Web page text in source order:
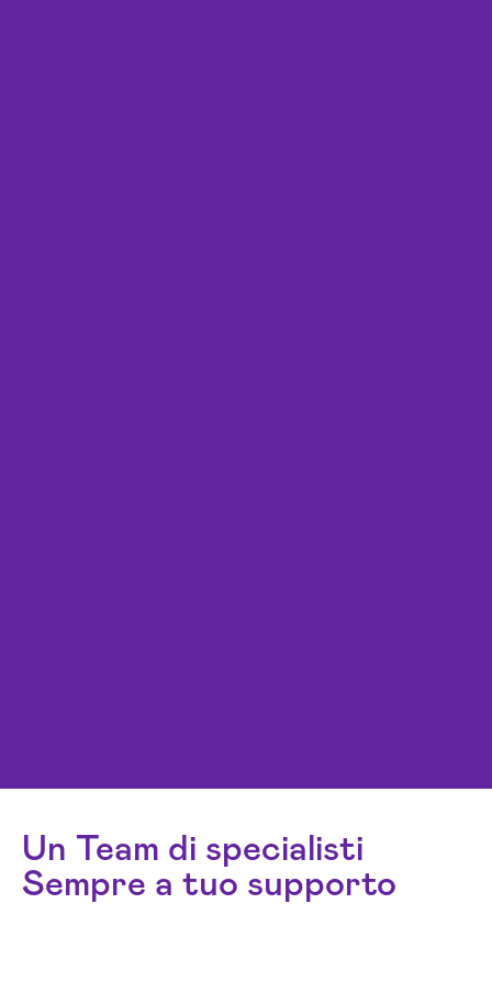
Un Team di specialisti
Sempre a tuo supporto